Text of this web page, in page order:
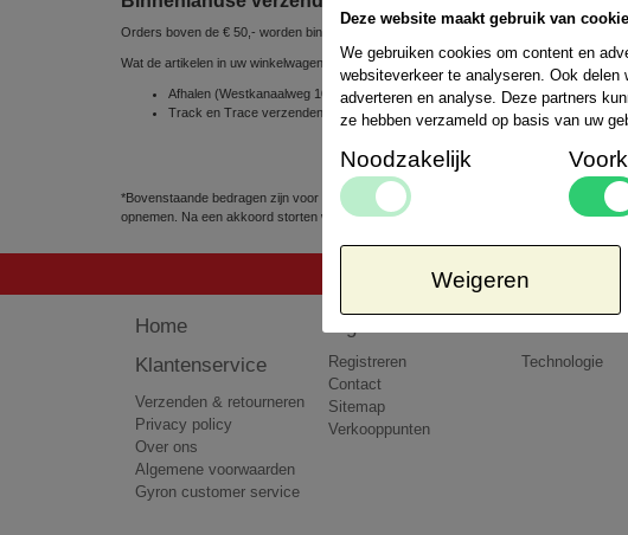
Orders boven de € 50,- worden binnen Nederland gratis verzonden
Wat de artikelen in uw winkelwagen betreft, kunt u uit de volgende
Afhalen (Westkanaalweg 10e, 2461 EC Ter Aar, Nederland) => Kosteloos
Track en Trace verzenden via POSTNL 1 á 2 werkdagen => € 8,50*
*Bovenstaande bedragen zijn voor pakketten tot 5kg. Het kan voorkomen dat de door
opnemen. Na een akkoord storten wij het teveel betaalde bedrag terug op uw rekening.
Home
Klantenservice
Verzenden & retourneren
Privacy policy
Over ons
Algemene voorwaarden
Gyron customer service
Registreren
Contact
Sitemap
Verkooppunten
Technologie
Deze website maakt gebruik van
We gebruiken cookies om content en
websiteverkeer te analyseren. Ook
adverteren en analyse. Deze partners
ze hebben verzameld op basis van uw
Noodzakelijk
Weigeren